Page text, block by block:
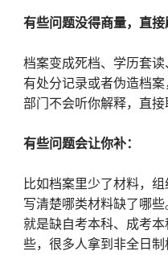
有些问题没得商量，直接
档案变成死档、学历套读
有处分记录或者伪造档
部门不会听你解释，直接
有些问题会让你补：
比如档案里少了材料，
写清楚哪类材料缺了哪
就是缺自考本科、成考
些，很多人拿到非全日